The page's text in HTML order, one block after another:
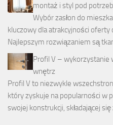
montaż i styl pod
Wybór zasłon do
kluczowy dla atrakcyjności
Najlepszym rozwiązaniem są
Profil V – wykorzystanie
wnętrz
Profil V to niezwykle
który zyskuje na popularności w
swojej konstrukcji, składającej się